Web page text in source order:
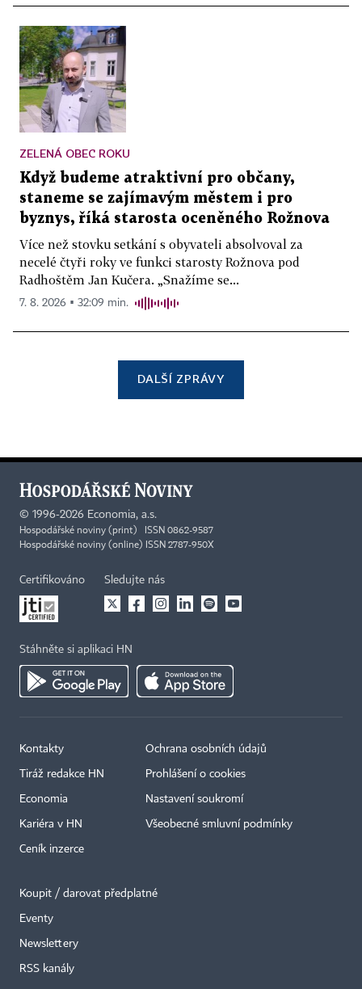
ZELENÁ OBEC ROKU
Když budeme atraktivní pro občany,
staneme se zajímavým městem i pro
byznys, říká starosta oceněného Rožnova
Více než stovku setkání s obyvateli absolvoval za
necelé čtyři roky ve funkci starosty Rožnova pod
Radhoštěm Jan Kučera. „Snažíme se...
7. 8. 2026 ▪ 32:09 min.
DALŠÍ ZPRÁVY
© 1996-2026 Economia, a.s.
Hospodářské noviny (print) ISSN 0862-9587
Hospodářské noviny (online) ISSN 2787-950X
Certifikováno Sledujte nás
Stáhněte si aplikaci HN
Kontakty
Tiráž redakce HN
Economia
Kariéra v HN
Ceník inzerce
Ochrana osobních údajů
Prohlášení o cookies
Nastavení soukromí
Všeobecné smluvní podmínky
Koupit / darovat předplatné
Eventy
Newslettery
RSS kanály